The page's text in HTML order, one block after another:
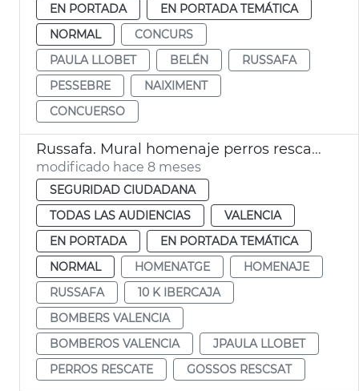
EN PORTADA
EN PORTADA TEMÁTICA
NORMAL
CONCURS
PAULA LLOBET
BELÉN
RUSSAFA
PESSEBRE
NAIXIMENT
CONCUERSO
Russafa. Mural homenaje perros rescate Bomberos València
modificado hace 8 meses
SEGURIDAD CIUDADANA
TODAS LAS AUDIENCIAS
VALENCIA
EN PORTADA
EN PORTADA TEMÁTICA
NORMAL
HOMENATGE
HOMENAJE
RUSSAFA
10 K IBERCAJA
BOMBERS VALENCIA
BOMBEROS VALENCIA
JPAULA LLOBET
PERROS RESCATE
GOSSOS RESCSAT